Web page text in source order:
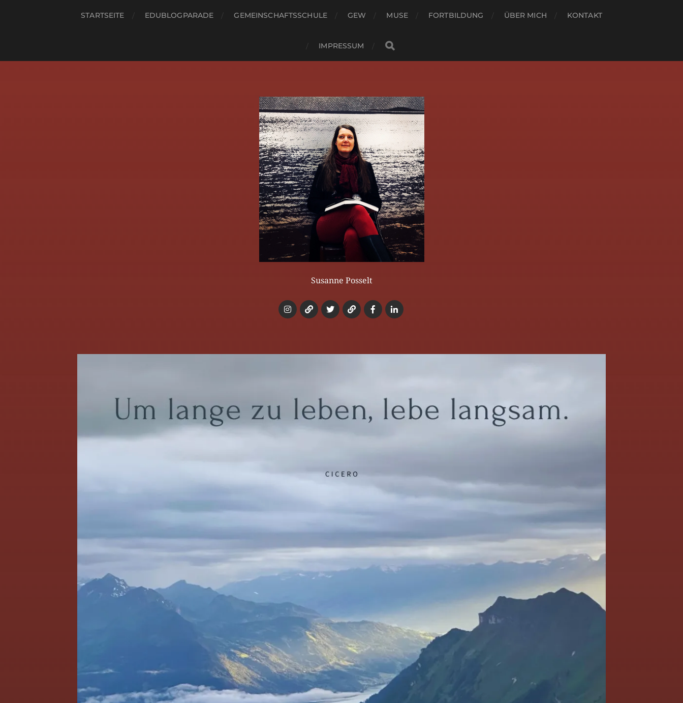
STARTSEITE EDUBLOGPARADE GEMEINSCHAFTSSCHULE GEW MUSE FORTBILDUNG ÜBER MICH KONTAKT
IMPRESSUM
Susanne Posselt